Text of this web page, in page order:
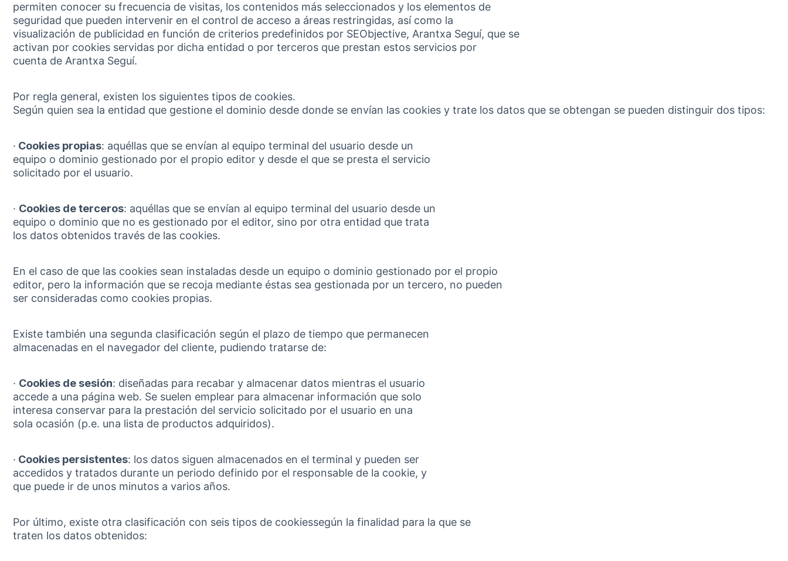
permiten conocer su frecuencia de visitas, los contenidos más seleccionados y los elementos de
seguridad que pueden intervenir en el control de acceso a áreas restringidas, así como la
visualización de publicidad en función de criterios predefinidos por SEObjective, Arantxa Seguí, que se
activan por cookies servidas por dicha entidad o por terceros que prestan estos servicios por
cuenta de Arantxa Seguí.
Por regla general, existen los siguientes tipos de cookies.
Según quien sea la entidad que gestione el dominio desde donde se envían las cookies y trate los datos que se obtengan se pueden distinguir dos tipos:
· Cookies propias: aquéllas que se envían al equipo terminal del usuario desde un
equipo o dominio gestionado por el propio editor y desde el que se presta el servicio
solicitado por el usuario.
· Cookies de terceros: aquéllas que se envían al equipo terminal del usuario desde un
equipo o dominio que no es gestionado por el editor, sino por otra entidad que trata
los datos obtenidos través de las cookies.
En el caso de que las cookies sean instaladas desde un equipo o dominio gestionado por el propio
editor, pero la información que se recoja mediante éstas sea gestionada por un tercero, no pueden
ser consideradas como cookies propias.
Existe también una segunda clasificación según el plazo de tiempo que permanecen
almacenadas en el navegador del cliente, pudiendo tratarse de:
· Cookies de sesión: diseñadas para recabar y almacenar datos mientras el usuario
accede a una página web. Se suelen emplear para almacenar información que solo
interesa conservar para la prestación del servicio solicitado por el usuario en una
sola ocasión (p.e. una lista de productos adquiridos).
· Cookies persistentes: los datos siguen almacenados en el terminal y pueden ser
accedidos y tratados durante un periodo definido por el responsable de la cookie, y
que puede ir de unos minutos a varios años.
Por último, existe otra clasificación con seis tipos de cookiessegún la finalidad para la que se
traten los datos obtenidos: